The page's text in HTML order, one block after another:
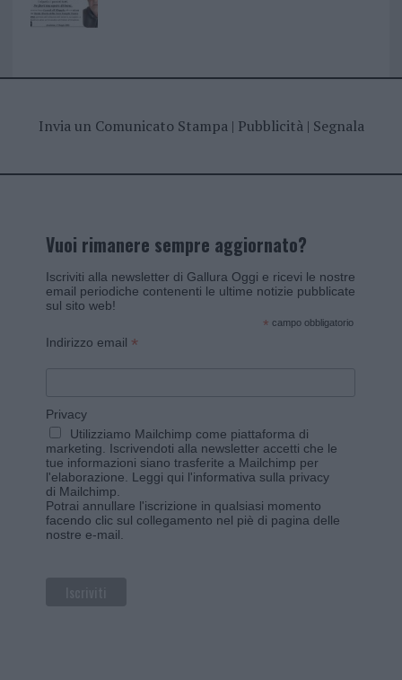
Invia un Comunicato Stampa| Pubblicità| Segnala
Vuoi rimanere sempre aggiornato?
Iscriviti alla newsletter di Gallura Oggi e ricevi le nostre
email periodiche contenenti le ultime notizie pubblicate
sul sito web!
* campo obbligatorio
Indirizzo email *
Privacy
Utilizziamo Mailchimp come piattaforma di
marketing. Iscrivendoti alla newsletter accetti che le
tue informazioni siano trasferite a Mailchimp per
l'elaborazione. Leggi qui l'informativa sulla privacy
di Mailchimp
Potrai annullare l'iscrizione in qualsiasi momento
facendo clic sul collegamento nel piè di pagina delle
nostre e-mail.